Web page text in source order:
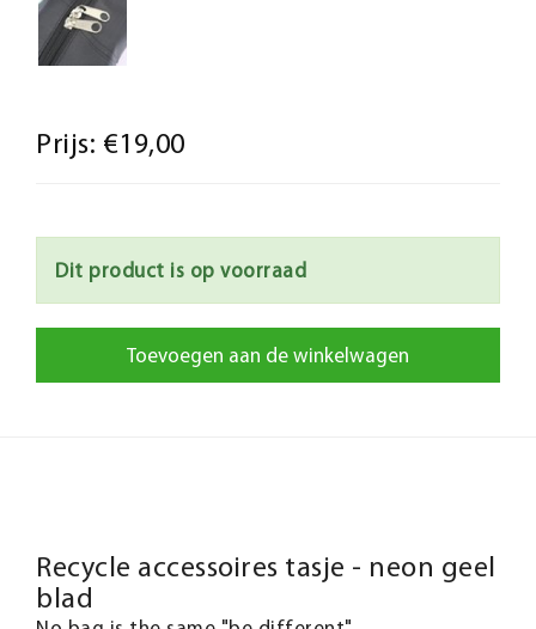
Prijs: €19,00
Dit product is op voorraad
Toevoegen aan de winkelwagen
Recycle accessoires tasje - neon geel
blad